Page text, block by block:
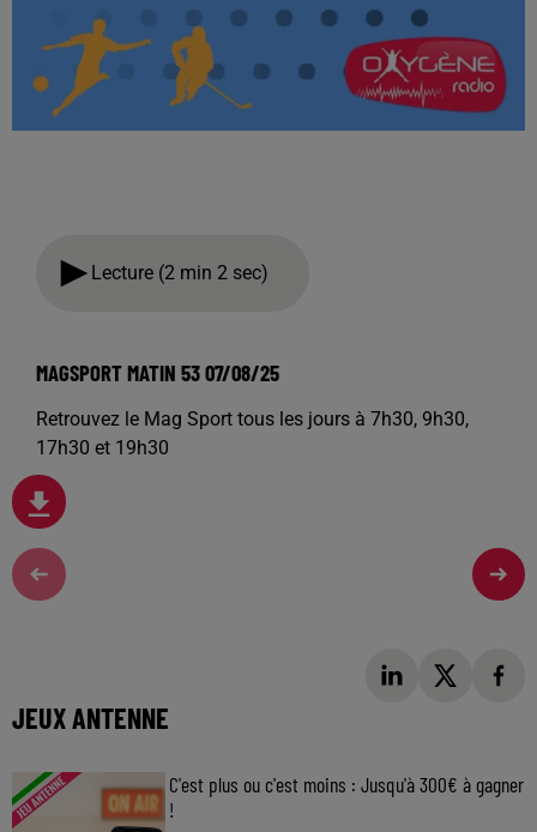
Lecture (2 min 2 sec)
MAGSPORT MATIN 53 07/08/25
Retrouvez le Mag Sport tous les jours à 7h30, 9h30,
17h30 et 19h30
JEUX ANTENNE
C'est plus ou c'est moins : Jusqu'à 300€ à gagner
!